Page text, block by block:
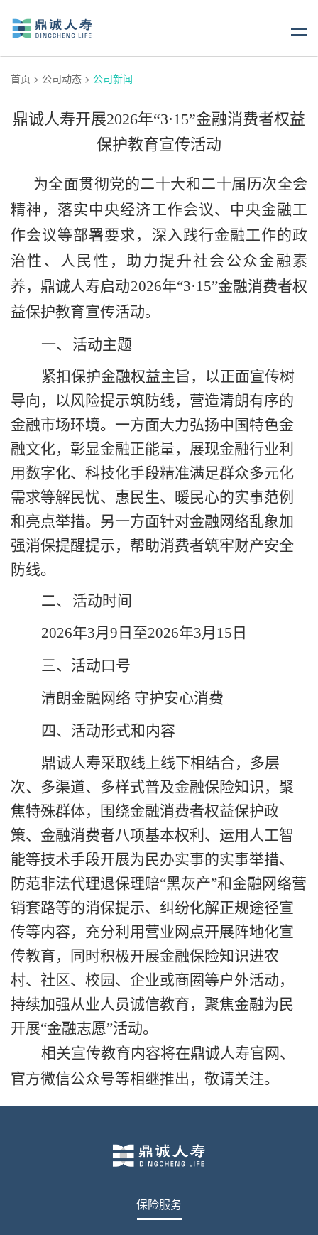
首页 > 公司动态 > 公司新闻
鼎诚人寿开展2026年“3·15”金融消费者权益
保护教育宣传活动
为全面贯彻党的二十大和二十届历次全会
精神，落实中央经济工作会议、中央金融工
作会议等部署要求，深入践行金融工作的政
治性、人民性，助力提升社会公众金融素
养，鼎诚人寿启动2026年“3·15”金融消费者权
益保护教育宣传活动。
一、
活动主题
紧扣保护金融权益主旨，以正面宣传树
导向，以风险提示筑防线，营造清朗有序的
金融市场环境。一方面大力弘扬中国特色金
融文化，彰显金融正能量，展现金融行业利
用数字化、科技化手段精准满足群众多元化
需求等解民忧、惠民生、暖民心的实事范例
和亮点举措。另一方面针对金融网络乱象加
强消保提醒提示，帮助消费者筑牢财产安全
防线。
二、
活动时间
2026年3月9日至2026年3月15日
三、活动口号
清朗金融网络 守护安心消费
四、活动形式和内容
鼎诚人寿采取线上线下相结合，多层
次、多渠道、多样式普及金融保险知识，聚
焦特殊群体，围绕金融消费者权益保护政
策、金融消费者八项基本权利、运用人工智
能等技术手段开展为民办实事的实事举措、
防范非法代理退保理赔“黑灰产”和金融网络营
销套路等的消保提示、纠纷化解正规途径宣
传等内容， 充分利用营业网点开展阵地化宣
传教育，同时积极开展金融保险知识进农
村、社区、校园、企业或商圈等户外活动，
持续加强从业人员诚信教育，聚焦金融为民
开展“金融志愿”活动。
相关宣传教育内容将在鼎诚人寿官网、
官方微信公众号等相继推出，敬请关注。
保险服务